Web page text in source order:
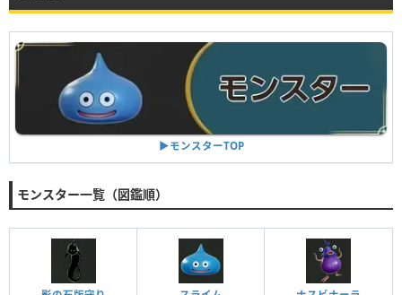
▶︎モンスターTOP
モンスター一覧（図鑑順）